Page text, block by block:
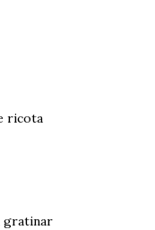
ricota
gratinar